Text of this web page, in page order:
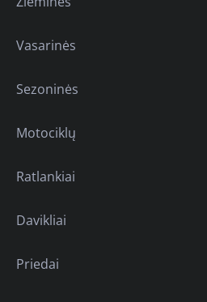
Vasarinės
Sezoninės
Motociklų
Ratlankiai
Davikliai
Priedai